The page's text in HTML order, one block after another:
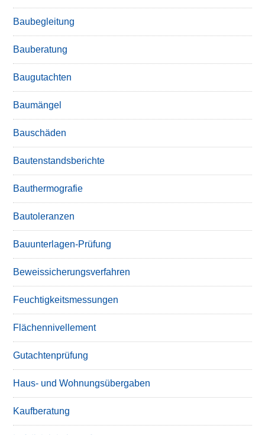
Baubegleitung
Bauberatung
Baugutachten
Baumängel
Bauschäden
Bautenstandsberichte
Bauthermografie
Bautoleranzen
Bauunterlagen-Prüfung
Beweissicherungsverfahren
Feuchtigkeitsmessungen
Flächennivellement
Gutachtenprüfung
Haus- und Wohnungsübergaben
Kaufberatung